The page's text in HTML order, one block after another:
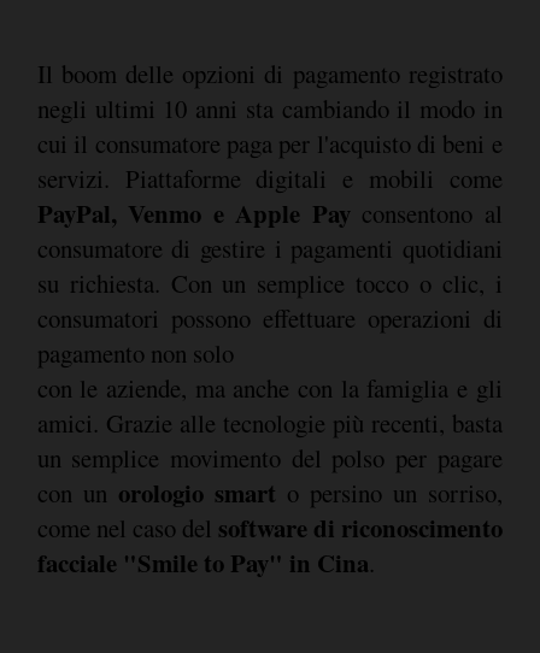
Il boom delle opzioni di pagamento registrato
negli ultimi 10 anni sta cambiando il modo in
cui il consumatore paga per l'acquisto di beni e
servizi. Piattaforme digitali e mobili come
PayPal, Venmo e Apple Payconsentono al
consumatore di gestire i pagamenti quotidiani
su richiesta. Con un semplice tocco o clic, i
consumatori possono effettuare operazioni di
pagamento non solo
con le aziende, ma anche con la famiglia e gli
amici. Grazie alle tecnologie più recenti, basta
un semplice movimento del polso per pagare
con un orologio smart o persino un sorriso,
come nel caso del software di riconoscimento
facciale "Smile to Pay" in Cina.